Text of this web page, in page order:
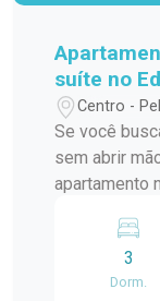
suíte no
de Ferro -
Centro -
Se você
sem abrir
apartamento
amplos,
oferece uma
família, em
3
Dorm.